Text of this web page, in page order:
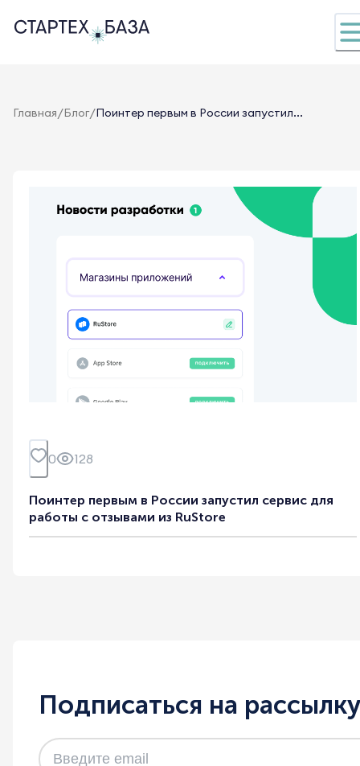
Главная/Блог/Поинтер первым в России запустил...
0 128
Поинтер первым в России запустил сервис для
работы с отзывами из RuStore
Подписаться на рассылку